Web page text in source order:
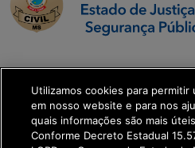
Executiva de
Transformação Digital
get_footer();
Utilizamos cookies para permitir
em nosso website e para nos
quais informações são mais
Conforme Decreto Estadual